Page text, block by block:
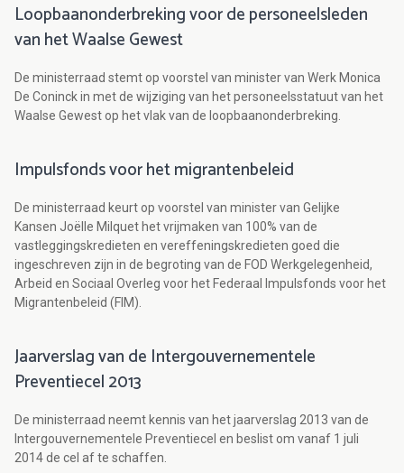
Loopbaanonderbreking voor de personeelsleden
van het Waalse Gewest
De ministerraad stemt op voorstel van minister van Werk Monica
De Coninck in met de wijziging van het personeelsstatuut van het
Waalse Gewest op het vlak van de loopbaanonderbreking.
Impulsfonds voor het migrantenbeleid
De ministerraad keurt op voorstel van minister van Gelijke
Kansen Joëlle Milquet het vrijmaken van 100% van de
vastleggingskredieten en vereffeningskredieten goed die
ingeschreven zijn in de begroting van de FOD Werkgelegenheid,
Arbeid en Sociaal Overleg voor het Federaal Impulsfonds voor het
Migrantenbeleid (FIM).
Jaarverslag van de Intergouvernementele
Preventiecel 2013
De ministerraad neemt kennis van het jaarverslag 2013 van de
Intergouvernementele Preventiecel en beslist om vanaf 1 juli
2014 de cel af te schaffen.